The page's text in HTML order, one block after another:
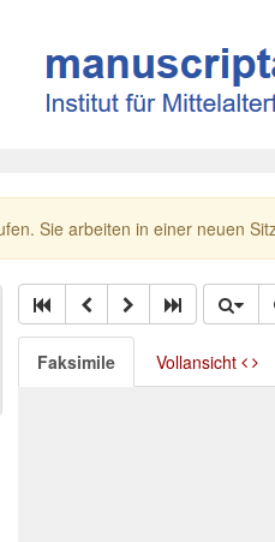
Sie arbeiten in einer neuen
Faksimile Vollansicht